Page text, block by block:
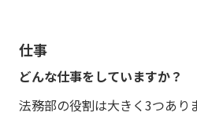
仕事
どんな仕事をしていますか？
法務部の役割は大きく3つあり